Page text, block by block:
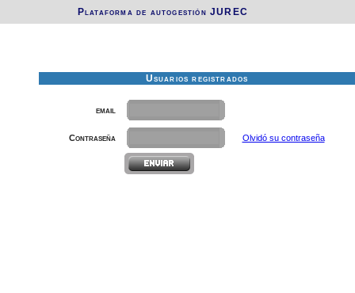
Plataforma de autogestión JUREC
Usuarios registrados
email
Contraseña Olvidó su contraseña